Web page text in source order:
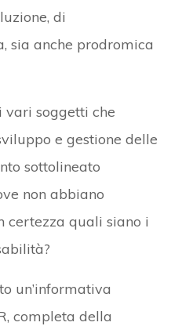
di
sia anche prodromica
vari soggetti che
e gestione delle
sottolineato
non abbiano
certezza quali siano i
un’informativa
completa della